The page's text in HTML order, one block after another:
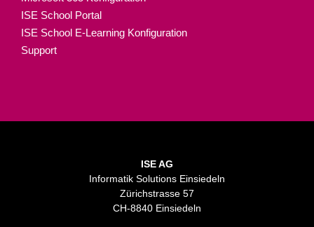
ISE School Portal
ISE School E-Learning Konfiguration
Support
ISE AG
Informatik Solutions Einsiedeln
Zürichstrasse 57
CH-8840 Einsiedeln